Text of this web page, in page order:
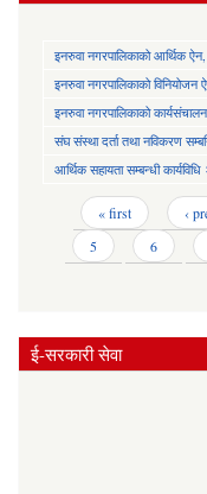
इनरुवा नगरपालिकाको आर्थिक
इनरुवा नगरपालिकाको
इनरुवा नगरपालिकाको
संघ संस्था दर्ता तथा नविकरण
आर्थिक सहायता सम्बन्धी
Pages « first ‹
5
6
ई-सरकारी सेवा